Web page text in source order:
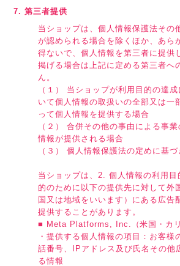
7. 第三者提供
当ショップは、個人情報保護法その
が認められる場合を除くほか、あら
得ないで、個人情報を第三者に提供
掲げる場合は上記に定める第三者へ
ん。
（１） 当ショップが利用目的の達
いて個人情報の取扱いの全部又は一
って個人情報を提供する場合
（２） 合併その他の事由による事
情報が提供される場合
（３） 個人情報保護法の定めに基
当ショップは、2. 個人情報の利用目
的のために以下の提供先に対して外
国又は地域をいいます）にある広告
提供することがあります。
■ Meta Platforms, Inc.（米国・カリ
・提供する個人情報の項目：お客様
話番号、IPアドレス及び氏名その他
る情報